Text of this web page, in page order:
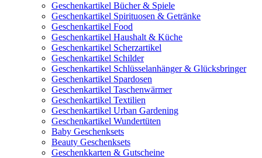
Geschenkartikel Bücher & Spiele
Geschenkartikel Spirituosen & Getränke
Geschenkartikel Food
Geschenkartikel Haushalt & Küche
Geschenkartikel Scherzartikel
Geschenkartikel Schilder
Geschenkartikel Schlüsselanhänger & Glücksbringer
Geschenkartikel Spardosen
Geschenkartikel Taschenwärmer
Geschenkartikel Textilien
Geschenkartikel Urban Gardening
Geschenkartikel Wundertüten
Baby Geschenksets
Beauty Geschenksets
Geschenkkarten & Gutscheine